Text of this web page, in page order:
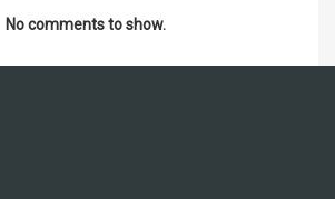
No comments to show.